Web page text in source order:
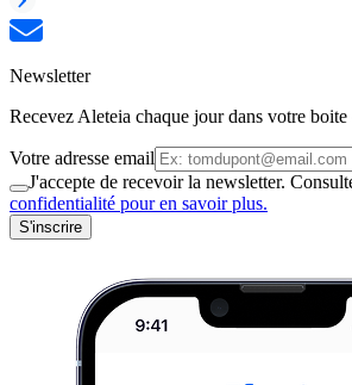
Newsletter
Recevez Aleteia chaque jour dans votre boite
Votre adresse email
J'accepte de recevoir la newsletter.
confidentialité pour en savoir plus.
S'inscrire